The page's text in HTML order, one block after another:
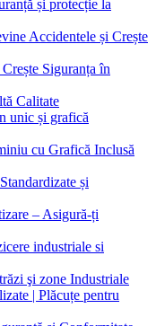
și protecție la
Accidentele și Crește
Siguranța în
Calitate
unic și grafică
cu Grafică Inclusă
și
– Asigură-ți
industriale si
şi zone Industriale
| Plăcuțe pentru